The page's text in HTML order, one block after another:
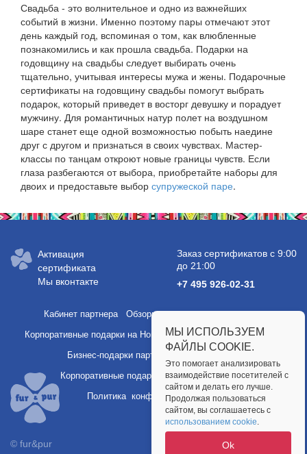
Свадьба - это волнительное и одно из важнейших
событий в жизни. Именно поэтому пары отмечают этот
день каждый год, вспоминая о том, как влюбленные
познакомились и как прошла свадьба. Подарки на
годовщину на свадьбы следует выбирать очень
тщательно, учитывая интересы мужа и жены. Подарочные
сертификаты на годовщину свадьбы помогут выбрать
подарок, который приведет в восторг девушку и порадует
мужчину. Для романтичных натур полет на воздушном
шаре станет еще одной возможностью побыть наедине
друг с другом и признаться в своих чувствах. Мастер-
классы по танцам откроют новые границы чувств. Если
глаза разбегаются от выбора, приобретайте наборы для
двоих и предоставьте выбор супружеской паре.
© fur&pur
Активация
сертификата
Мы вконтакте
Заказ сертификатов с 9:00
до 21:00
+7 495 926-02-31
Кабинет партнера
Обзоры услуг и полезные статьи
Корпоративные подарки на Новый год
Подарки сотрудникам
Бизнес-подарки партнерам
Корпоративные подарки
Публичная оферта
Политика конфиденциальности
МЫ ИСПОЛЬЗУЕМ
ФАЙЛЫ COOKIE.
Это помогает анализировать
взаимодействие посетителей с
сайтом и делать его лучше.
Продолжая пользоваться
сайтом, вы соглашаетесь с
использованием cookie.
Ok